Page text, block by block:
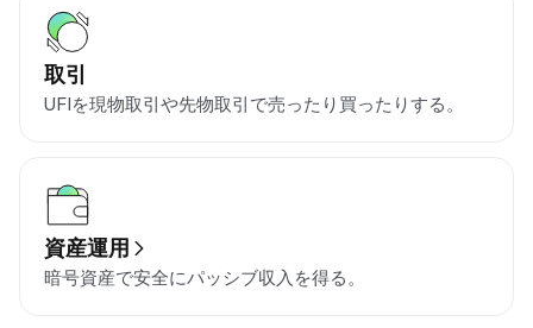
取引
UFIを現物取引や先物取引で売ったり買ったりする。
資産運用
暗号資産で安全にパッシブ収入を得る。